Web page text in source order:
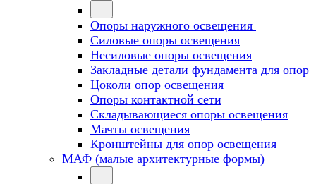
Опоры наружного освещения
Силовые опоры освещения
Несиловые опоры освещения
Закладные детали фундамента для опор
Цоколи опор освещения
Опоры контактной сети
Cкладывающиеся опоры освещения
Мачты освещения
Кронштейны для опор освещения
МАФ (малые архитектурные формы)